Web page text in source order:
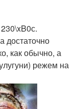
достаточно
как обычно, а
режем на